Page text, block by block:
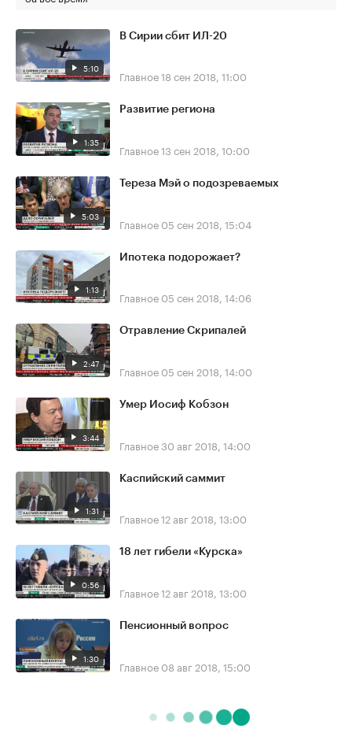
5:10
В Сирии сбит ИЛ-20
Главное18 сен 2018, 11:00
1:35
Развитие региона
Главное13 сен 2018, 10:00
5:03
Тереза Мэй о подозреваемых
Главное 05 сен 2018, 15:04
1:13
Ипотека подорожает?
Главное 05 сен 2018, 14:06
2:47
Отравление Скрипалей
Главное 05 сен 2018, 14:00
3:44
Умер Иосиф Кобзон
Главное30 авг 2018, 14:00
1:31
Каспийский саммит
Главное12 авг 2018, 13:00
0:56
18 лет гибели «Курска»
Главное12 авг 2018, 13:00
1:30
Пенсионный вопрос
Главное 08 авг 2018, 15:00